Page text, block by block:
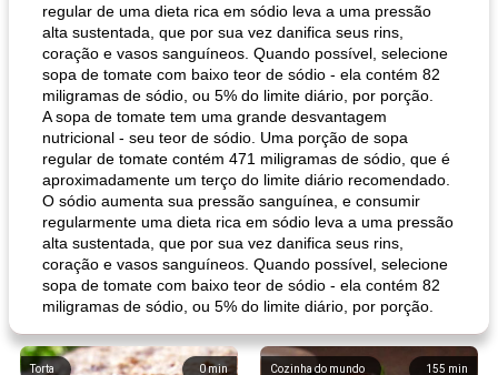
regular de uma dieta rica em sódio leva a uma pressão
alta sustentada, que por sua vez danifica seus rins,
coração e vasos sanguíneos. Quando possível, selecione
sopa de tomate com baixo teor de sódio - ela contém 82
miligramas de sódio, ou 5% do limite diário, por porção.
A sopa de tomate tem uma grande desvantagem
nutricional - seu teor de sódio. Uma porção de sopa
regular de tomate contém 471 miligramas de sódio, que é
aproximadamente um terço do limite diário recomendado.
O sódio aumenta sua pressão sanguínea, e consumir
regularmente uma dieta rica em sódio leva a uma pressão
alta sustentada, que por sua vez danifica seus rins,
coração e vasos sanguíneos. Quando possível, selecione
sopa de tomate com baixo teor de sódio - ela contém 82
miligramas de sódio, ou 5% do limite diário, por porção.
0min
Torta 155 min
Cozinha do mundo